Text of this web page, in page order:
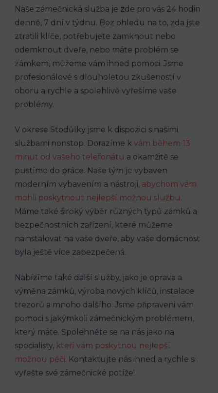
Naše zámečnická služba je zde pro vás 24 hodin
denně, 7 dní v týdnu. Bez ohledu na to, zda jste
ztratili klíče, potřebujete zamknout nebo
odemknout dveře, nebo máte problém se
zámkem, můžeme vám ihned pomoci. Jsme
profesionálové s dlouholetou zkušeností v
oboru a rychle a spolehlivě vyřešíme vaše
problémy.
V okrese Stodůlky jsme k dispozici s našimi
službami nonstop. Dorazíme k vám během 13
minut od vašeho telefonátu a okamžitě se
pustíme do práce. Naše tým je vybaven
moderním vybavením a nástroji, abychom vám
mohli poskytnout nejlepší možnou službu.
Máme také široký výběr různých typů zámků a
bezpečnostních zařízení, které můžeme
nainstalovat na vaše dveře, aby vaše domácnost
byla ještě více zabezpečená.
Nabízíme také další služby, jako je oprava a
výměna zámků, výroba nových klíčů, instalace
trezorů a mnoho dalšího. Jsme připraveni vám
pomoci s jakýmkoli zámečnickým problémem,
který máte. Spolehněte se na nás jako na
specialisty, kteří vám poskytnou nejlepší
možnou péči. Kontaktujte nás ihned a rychle si
vyřešte své zámečnické potíže!